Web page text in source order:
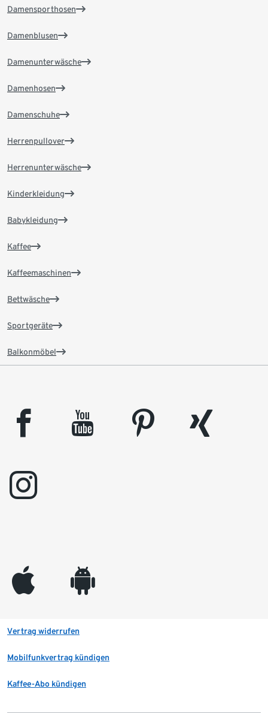
Damensporthosen
Damenblusen
Damenunterwäsche
Damenhosen
Damenschuhe
Herrenpullover
Herrenunterwäsche
Kinderkleidung
Babykleidung
Kaffee
Kaffeemaschinen
Bettwäsche
Sportgeräte
Balkonmöbel
facebook youtube pinterest
xing
instagram
appleinc android
Vertrag widerrufen
Mobilfunkvertrag kündigen
Kaffee-Abo kündigen